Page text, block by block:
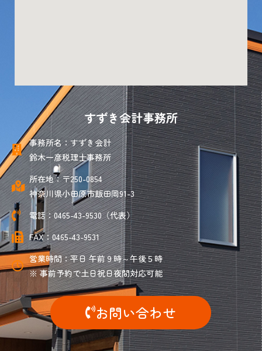
すずき会計事務所
事務所名：すずき会計
鈴木一彦税理士事務所
所在地：〒250-0854
神奈川県小田原市飯田岡91-3
電話：0465-43-9530（代表）
FAX：0465-43-9531
営業時間：平日 午前９時～午後５時
※ 事前予約で土日祝日夜間対応可能
お問い合わせ